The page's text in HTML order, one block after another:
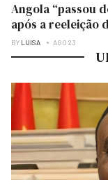
Angola “passou
após a reeleição
BY LUISA AGO 23